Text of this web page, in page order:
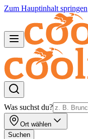
Zum Hauptinhalt springen
Was suchst du?
Ort wählen
Suchen